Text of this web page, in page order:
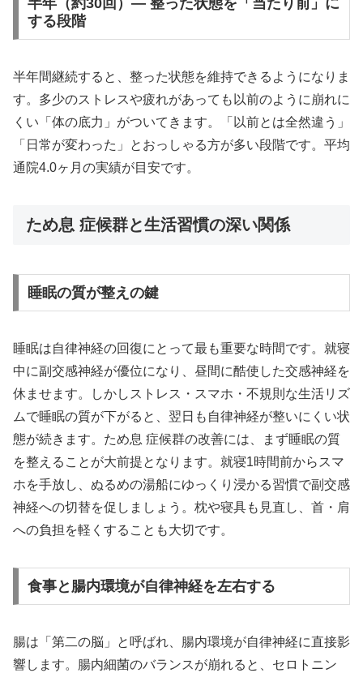
半年（約30回）— 整った状態を「当たり前」に
する段階
半年間継続すると、整った状態を維持できるようになりま
す。多少のストレスや疲れがあっても以前のように崩れに
くい「体の底力」がついてきます。「以前とは全然違う」
「日常が変わった」とおっしゃる方が多い段階です。平均
通院4.0ヶ月の実績が目安です。
ため息 症候群と生活習慣の深い関係
睡眠の質が整えの鍵
睡眠は自律神経の回復にとって最も重要な時間です。就寝
中に副交感神経が優位になり、昼間に酷使した交感神経を
休ませます。しかしストレス・スマホ・不規則な生活リズ
ムで睡眠の質が下がると、翌日も自律神経が整いにくい状
態が続きます。ため息 症候群の改善には、まず睡眠の質
を整えることが大前提となります。就寝1時間前からスマ
ホを手放し、ぬるめの湯船にゆっくり浸かる習慣で副交感
神経への切替を促しましょう。枕や寝具も見直し、首・肩
への負担を軽くすることも大切です。
食事と腸内環境が自律神経を左右する
腸は「第二の脳」と呼ばれ、腸内環境が自律神経に直接影
響します。腸内細菌のバランスが崩れると、セロトニン